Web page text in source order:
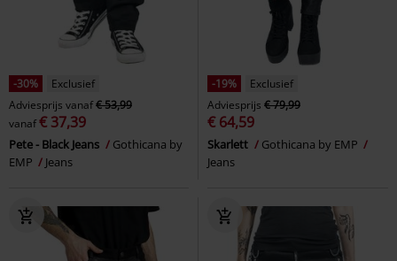
-30%
Exclusief
Adviesprijs vanaf€ 53,99
vanaf€ 37,39
Pete - Black Jeans
Gothicana by
EMP
Jeans
-19%
Exclusief
Adviesprijs € 79,99
€ 64,59
Skarlett
Gothicana by EMP
Jeans